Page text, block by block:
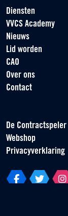
Diensten
VVCS Academy
Nieuws
Lid worden
CAO
Over ons
Contact
De Contractspeler
Webshop
Privacyverklaring